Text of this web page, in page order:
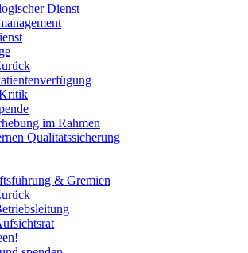
Dienst
im Rahmen
Qualitätssicherung
& Gremien